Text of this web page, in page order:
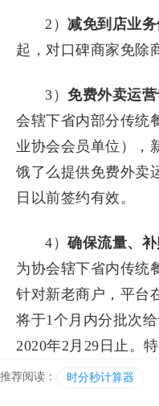
2） 减免到店业务
起，对口碑商家免除
3） 免费外卖运营
会辖下省内部分传统
业协会会员单位），
饿了么提供免费外卖
日以前签约有效。
4）确保流量、补
为协会辖下省内传统
针对新老商户，平台
将于1个月内分批次
2020年2月29日止。
推荐阅读： 时分秒计算器